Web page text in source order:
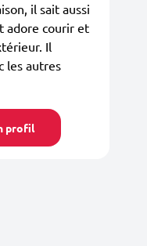
il sait aussi
adore courir et
Il
les autres
profil